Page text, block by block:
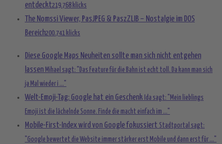
entdeckt219.768 klicks
The Nomssi Viewer, PasJPEG & PaszZLIB – Nostalgie im DOS
Bereich200.741 klicks
Diese Google Maps Neuheiten sollte man sich nicht entgehen
lassen Mihael sagt: "Das Feature für die Bahn ist echt toll. Da kann man sich
ja Mal wieder i ..."
Welt-Emoji-Tag: Google hat ein Geschenk Ida sagt: "Mein lieblings
Emoji ist die lächelnde Sonne. Finde die macht einfach im ..."
Mobile-First-Index wird von Google fokussiert Stadtportal sagt:
"Google bewertet die Website immer stärker erst Mobile und dann erst für ..."